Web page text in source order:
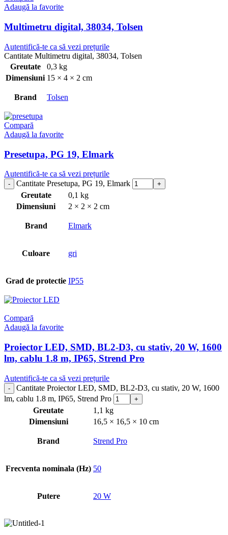
Adaugă la favorite
Multimetru digital, 38034, Tolsen
Autentifică-te ca să vezi prețurile
Cantitate Multimetru digital, 38034, Tolsen
Greutate
0,3 kg
Dimensiuni 15 × 4 × 2 cm
Brand Tolsen
Compară
Adaugă la favorite
Presetupa, PG 19, Elmark
Autentifică-te ca să vezi prețurile
Cantitate Presetupa, PG 19, Elmark
Greutate
0,1 kg
Dimensiuni
2 × 2 × 2 cm
Brand Elmark
Culoare gri
Grad de protectie IP55
Compară
Adaugă la favorite
Proiector LED, SMD, BL2-D3, cu stativ, 20 W, 1600
lm, cablu 1.8 m, IP65, Strend Pro
Autentifică-te ca să vezi prețurile
Cantitate Proiector LED, SMD, BL2-D3, cu stativ, 20 W, 1600
lm, cablu 1.8 m, IP65, Strend Pro
Greutate
1,1 kg
Dimensiuni
16,5 × 16,5 × 10 cm
Brand Strend Pro
Frecventa nominala (Hz) 50
Putere 20 W